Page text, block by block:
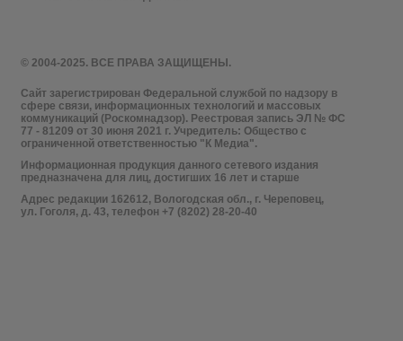
© 2004-2025. ВСЕ ПРАВА ЗАЩИЩЕНЫ.
Сайт зарегистрирован Федеральной службой по надзору в
сфере связи, информационных технологий и массовых
коммуникаций (Роскомнадзор). Реестровая запись ЭЛ № ФС
77 - 81209 от 30 июня 2021 г. Учредитель: Общество с
ограниченной ответственностью "К Медиа".
Информационная продукция данного сетевого издания
предназначена для лиц, достигших 16 лет и старше
Адрес редакции 162612, Вологодская обл., г. Череповец,
ул. Гоголя, д. 43, телефон +7 (8202) 28-20-40